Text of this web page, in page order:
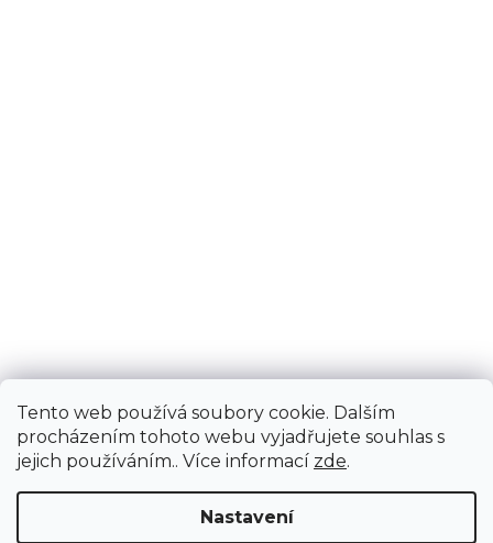
Tento web používá soubory cookie. Dalším
procházením tohoto webu vyjadřujete souhlas s
jejich používáním.. Více informací zde.
Nastavení